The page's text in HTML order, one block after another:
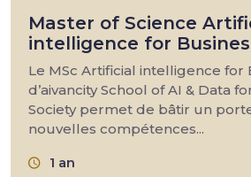
Master of Science
intelligence for
Le MSc Artificial intelligence for
d’aivancity School of AI & Data
Society permet de bâtir un
nouvelles compétences...
1 an